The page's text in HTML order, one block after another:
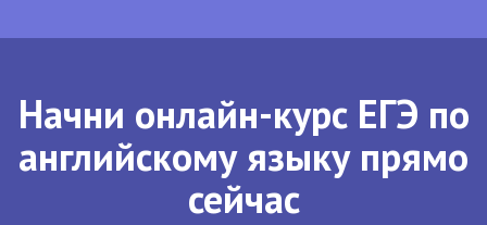
Начни онлайн-курс ЕГЭ по
английскому языку прямо
сейчас